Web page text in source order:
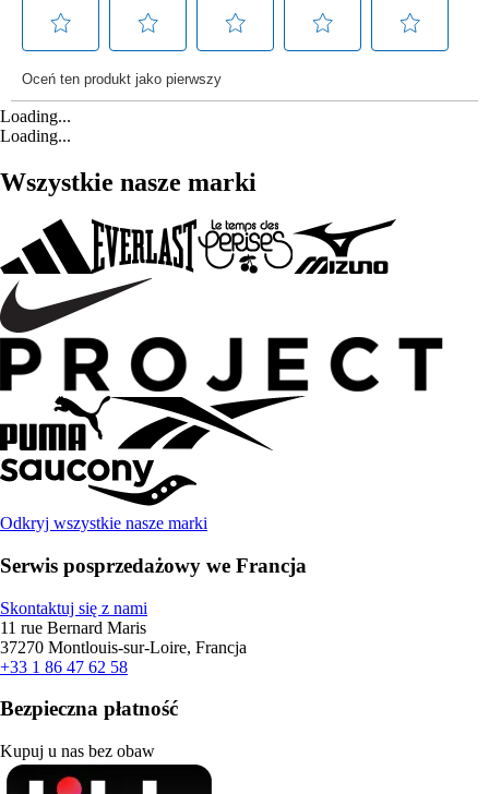
Loading...
Loading...
Wszystkie nasze marki
Odkryj wszystkie nasze marki
Serwis posprzedażowy we Francja
Skontaktuj się z nami
11 rue Bernard Maris
37270 Montlouis-sur-Loire, Francja
+33 1 86 47 62 58
Bezpieczna płatność
Kupuj u nas bez obaw